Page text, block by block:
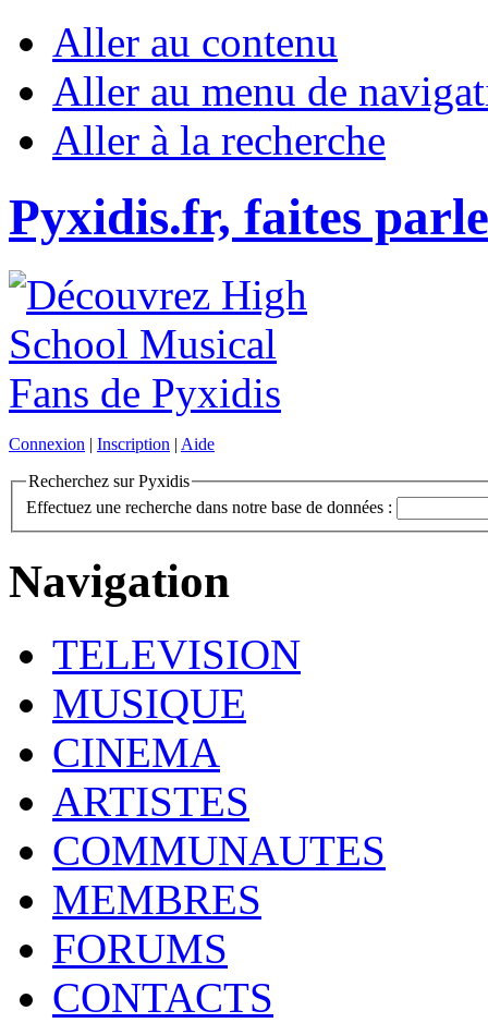
Aller au contenu
Aller au menu de
Aller à la recherche
Pyxidis.fr, faites
Connexion | Inscription | Aide
Recherchez sur Pyxidis
Effectuez une recherche dans notre base de données :
Navigation
TELEVISION
MUSIQUE
CINEMA
ARTISTES
COMMUNAUTES
MEMBRES
FORUMS
CONTACTS